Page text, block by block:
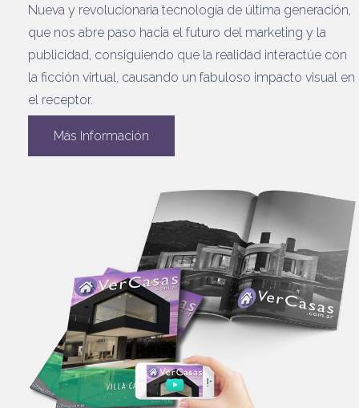
Nueva y revolucionaria tecnología de última generación,
que nos abre paso hacia el futuro del marketing y la
publicidad, consiguiendo que la realidad interactúe con
la ficción virtual, causando un fabuloso impacto visual en
el receptor.
Más Información